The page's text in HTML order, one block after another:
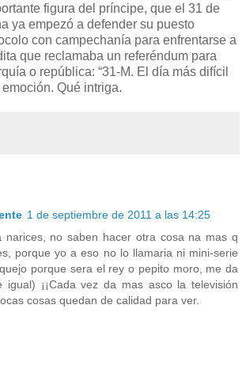
figura del príncipe, que el 31 de
ya empezó a defender su puesto
con campechanía para enfrentarse a
que reclamaba un referéndum para
o república: “31-M. El día más difícil
Qué intriga.
1 de septiembre de 2011 a las 14:25
narices, no saben hacer otra cosa na mas q
porque yo a eso no lo llamaria ni mini-serie
porque sera el rey o pepito moro, me da
igual) ¡¡Cada vez da mas asco la televisión
cosas quedan de calidad para ver.